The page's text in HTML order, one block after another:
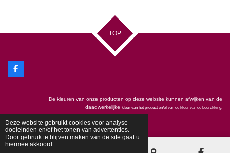
Deze website gebruikt cookies voor analyse-
doeleinden en/of het tonen van advertenties.
Door gebruik te blijven maken van de site gaat u
hiermee akkoord.
TOP
F
a
o
k
De kleuren van onze producten op deze website kunnen afwijken van de
daadwerkelijke kleur van het product en/of van de kleur van de bedrukking.